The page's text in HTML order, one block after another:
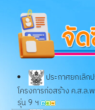
ประกาศยกเลิก
โครงการก่อสร้าง ค.ส.ล
รุ่น 9 ฯ